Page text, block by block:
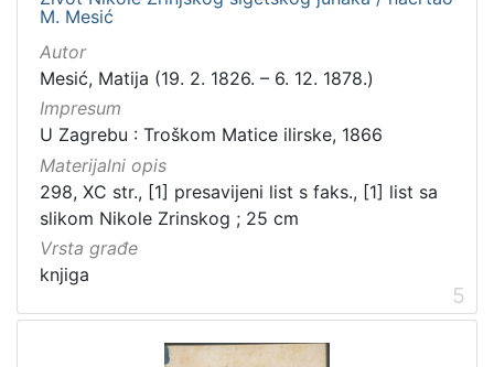
M. Mesić
Autor
Mesić, Matija (19. 2. 1826. – 6. 12. 1878.)
Impresum
U Zagrebu : Troškom Matice ilirske, 1866
Materijalni opis
298, XC str., [1] presavijeni list s faks., [1] list sa
slikom Nikole Zrinskog ; 25 cm
Vrsta građe
knjiga
5